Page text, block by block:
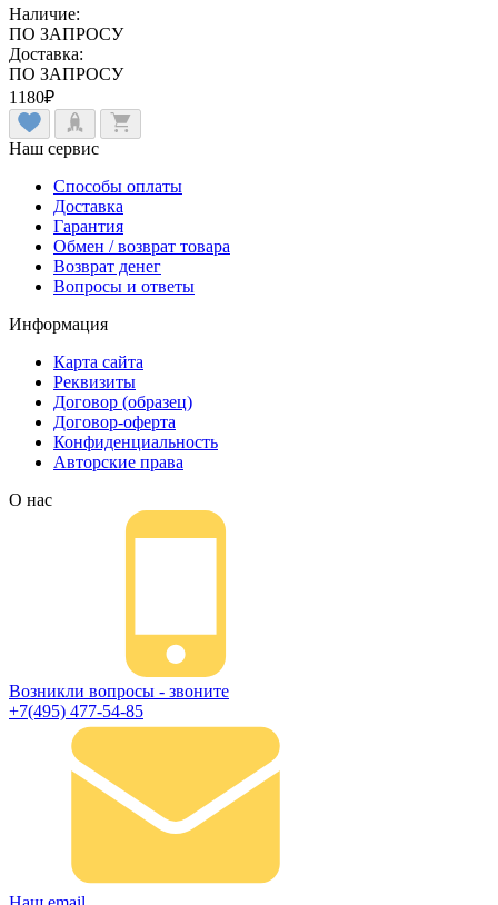
Наличие:
ПО ЗАПРОСУ
Доставка:
ПО ЗАПРОСУ
1180₽
Наш сервис
Способы оплаты
Доставка
Гарантия
Обмен / возврат товара
Возврат денег
Вопросы и ответы
Информация
Карта сайта
Реквизиты
Договор (образец)
Договор-оферта
Конфиденциальность
Авторские права
О нас
Возникли вопросы - звоните
+7(495) 477-54-85